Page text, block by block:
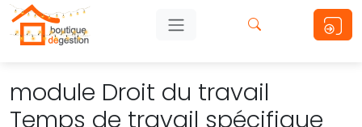
module Droit du travail
Temps de travail spécifique